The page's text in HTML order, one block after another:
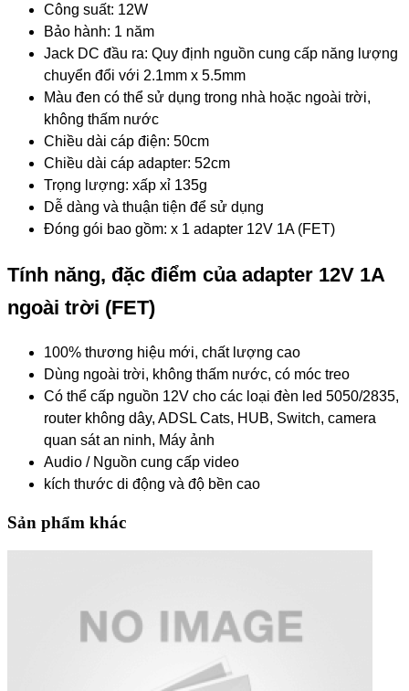
Công suất: 12W
Bảo hành: 1 năm
Jack DC đầu ra: Quy định nguồn cung cấp năng lượng
chuyển đổi với 2.1mm x 5.5mm
Màu đen có thể sử dụng trong nhà hoặc ngoài trời,
không thấm nước
Chiều dài cáp điện: 50cm
Chiều dài cáp adapter: 52cm
Trọng lượng: xấp xỉ 135g
Dễ dàng và thuận tiện để sử dụng
Đóng gói bao gồm: x 1 adapter 12V 1A (FET)
Tính năng, đặc điểm của adapter 12V 1A
ngoài trời (FET)
100% thương hiệu mới, chất lượng cao
Dùng ngoài trời, không thấm nước, có móc treo
Có thể cấp nguồn 12V cho các loại đèn led 5050/2835,
router không dây, ADSL Cats, HUB, Switch, camera
quan sát an ninh, Máy ảnh
Audio / Nguồn cung cấp video
kích thước di động và độ bền cao
Sản phẩm khác